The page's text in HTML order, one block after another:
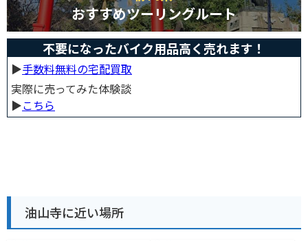
おすすめツーリングルート
不要になったバイク用品高く売れます！
▶︎手数料無料の宅配買取
実際に売ってみた体験談
▶︎こちら
油山寺に近い場所